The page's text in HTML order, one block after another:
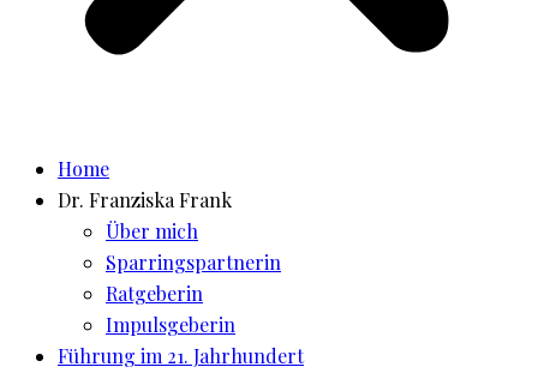
Home
Dr. Franziska Frank
Über mich
Sparringspartnerin
Ratgeberin
Impulsgeberin
Führung im 21. Jahrhundert